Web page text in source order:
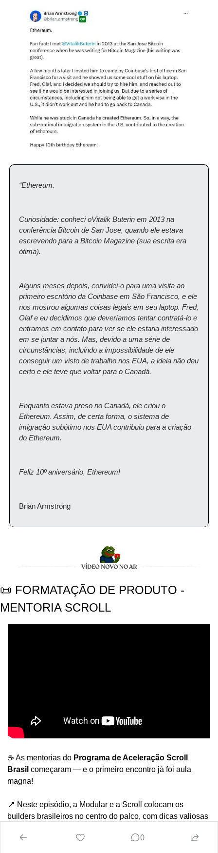
“Ethereum.
Curiosidade: conheci oVitalik Buterin em 2013 na
conferência Bitcoin de San Jose, quando ele estava
escrevendo para a Bitcoin Magazine (sua escrita era
ótima).
Alguns meses depois, convidei-o para uma visita ao
primeiro escritório da Coinbase em São Francisco, e ele
nos mostrou algumas coisas legais em seu laptop. Fred,
Olaf e eu decidimos que deveríamos tentar contratá-lo e
entramos em contato para ver se ele estaria interessado
em se juntar a nós. Mas, devido a uma série de
circunstâncias, incluindo a impossibilidade de ele
conseguir um visto de trabalho nos EUA, a ideia não deu
certo e ele teve que voltar para o Canadá.
Enquanto estava preso no Canadá, ele criou o
Ethereum. Assim, de certa forma, o sistema de
imigração subótimo nos EUA contribuiu para a criação
do Ethereum.
Feliz 10º aniversário, Ethereum!
Brian Armstrong
📜 FORMATAÇÃO DE PRODUTO -
MENTORIA SCROLL
☕️ As mentorias do Programa de Aceleração Scroll
Brasil começaram — e o primeiro encontro já foi aula
magna!
📍 Neste episódio, a Modular e a Scroll colocam os
builders brasileiros no centro do palco, com dicas valiosas
produto.
0